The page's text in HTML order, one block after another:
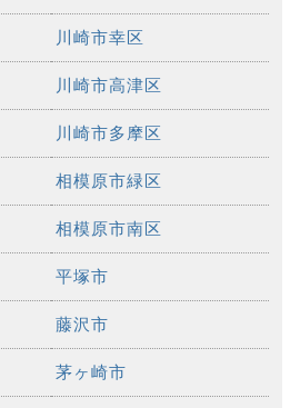
川崎市幸区
川崎市高津区
川崎市多摩区
相模原市緑区
相模原市南区
平塚市
藤沢市
茅ヶ崎市